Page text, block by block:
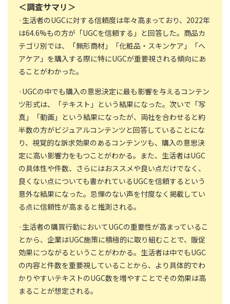
＜調査サマリ＞
·生活者のUGCに対する信頼度は年々高まっており、2022年
は64.6%もの方が「UGCを信頼する」と回答した。商品カ
テゴリ別では、「無形商材」「化粧品・スキンケア」「ヘ
アケア」を購入する際に特にUGCが重要視される傾向にあ
ることがわかった。
·UGCの中でも購入の意思決定に最も影響を与えるコンテン
ツ形式は、「テキスト」という結果になった。次いで「写
真」「動画」という結果になったが、両社を合わせると約
半数の方がビジュアルコンテンツと回答していることにな
り、視覚的な訴求効果のあるコンテンツも、購入の意思決
定に高い影響力をもつことがわかる。また、生活者はUGC
の具体性や件数、さらにはおススメや良い点だけでなく、
良くない点についても書かれているUGCを信頼するという
意外な結果になった。忌憚のない声を忖度なく掲載してい
る点に信頼性が高まると推測される。
·生活者の購買行動においてUGCの重要性が高まっているこ
とから、企業はUGC施策に積極的に取り組むことで、販促
効果につながるということがわかる。生活者は中でもUGC
の内容と件数を重要視していることから、より具体的でわ
かりやすいテキストのUGC数を増やすことでその効果は高
まることが想定される。